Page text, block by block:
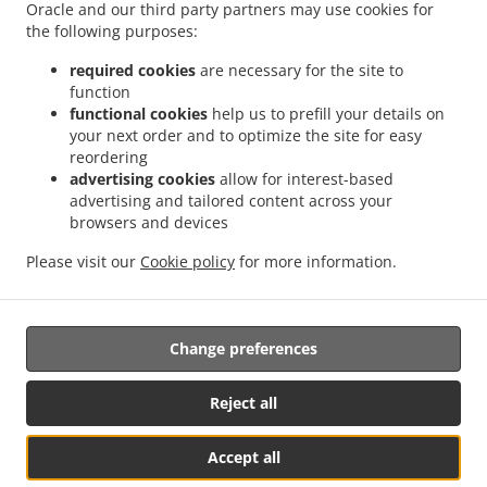
Oracle and our third party partners may use cookies for
the following purposes:
required cookies are necessary for the site to
function
functional cookies help us to prefill your details on
your next order and to optimize the site for easy
reordering
advertising cookies allow for interest-based
advertising and tailored content across your
browsers and devices
Please visit our Cookie policy for more information.
Accept all
Reject all
Change preferences
Vennemindevej 55, 2100 København Ø, Denmark
Links
Bestil i forvejen
Kontakt Os
Pizza Afhentning København Ø . Pasta Afhentning København Ø
Afhentning København Ø
Understøttet af:
FOODAPP-IT.DK | E-mail: info@foodapp-it.dk